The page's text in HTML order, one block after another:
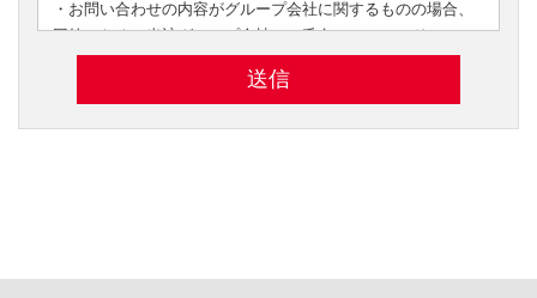
・お問い合わせの内容がグループ会社に関するものの場合、
回答のために当該グループ会社へ、氏名、メールアドレス、
問い合わせ管理システム内またはメールで転送し、当該